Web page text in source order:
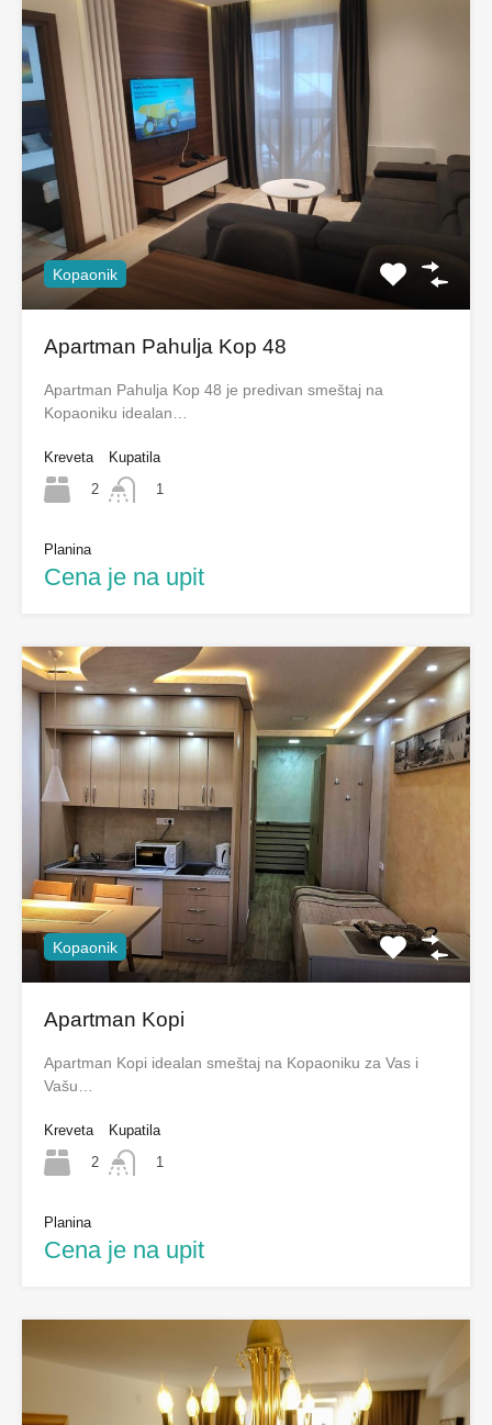
Kopaonik
Apartman Pahulja Kop 48
Apartman Pahulja Kop 48 je predivan smeštaj na
Kopaoniku idealan…
Kreveta
2
Kupatila
1
Planina
Cena je na upit
Kopaonik
Apartman Kopi
Apartman Kopi idealan smeštaj na Kopaoniku za Vas i
Vašu…
Kreveta
2
Kupatila
1
Planina
Cena je na upit